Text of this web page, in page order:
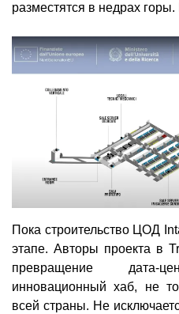
разместятся в недрах
Пока строительство ЦОД
этапе. Авторы проекта в
превращение дата-
инновационный хаб, не
всей страны. Не